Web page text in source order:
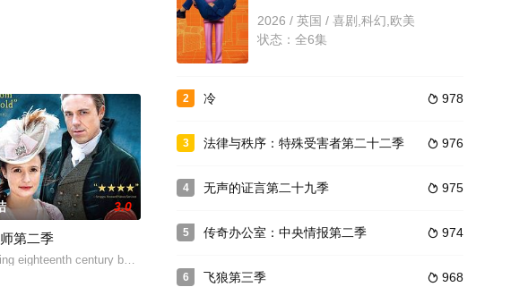
他们的命运被
3.0
第二季
eighteenth century barrister Wil
2026 / 英国 / 喜剧,科幻,欧美
状态：全6集
2  978
冷
3  976
法律与秩序：特殊受害者第二十二季
4  975
无声的证言第二十九季
5  974
传奇办公室：中央情报第二季
6  968
飞狼第三季